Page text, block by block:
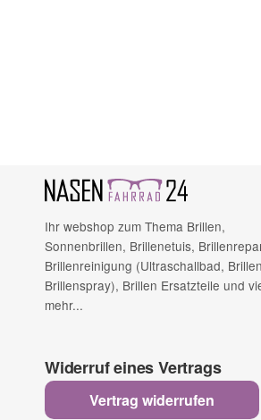
Ihr webshop zum Thema Brillen,
Sonnenbrillen, Brillenetuis,
Brillenreinigung (Ultraschallbad,
Brillenspray), Brillen Ersatzteile und
mehr...
Widerruf eines Vertrags
Vertrag widerrufen